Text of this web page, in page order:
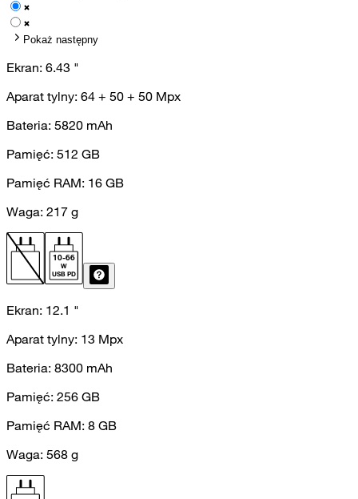
Pokaż następny
Ekran: 6.43 "
Aparat tylny: 64 + 50 + 50 Mpx
Bateria: 5820 mAh
Pamięć: 512 GB
Pamięć RAM: 16 GB
Waga: 217 g
10-66
W
USB PD
Ekran: 12.1 "
Aparat tylny: 13 Mpx
Bateria: 8300 mAh
Pamięć: 256 GB
Pamięć RAM: 8 GB
Waga: 568 g